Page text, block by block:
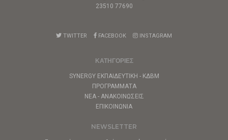
23510 77690
TWITTER FACEBOOK INSTAGRAM
ΚΑΤΗΓΟΡΙΕΣ
SYNERGY ΕΚΠΑΙΔΕΥΤΙΚΗ - ΚΔΒΜ
ΠΡΟΓΡΑΜΜΑΤΑ
ΝΕΑ - ΑΝΑΚΟΙΝΩΣΕΙΣ
ΕΠΙΚΟΙΝΩΝΙΑ
NEWSLETTER